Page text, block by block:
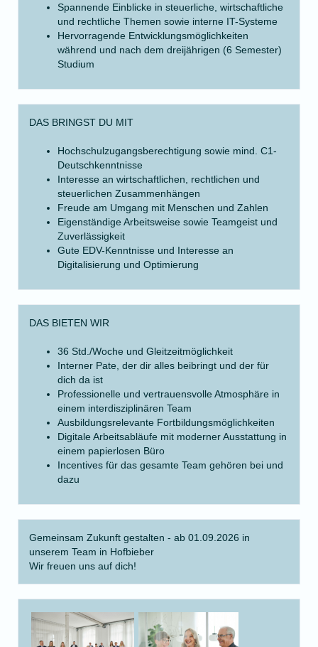
Spannende Einblicke in steuerliche, wirtschaftliche
und rechtliche Themen sowie interne IT-Systeme
Hervorragende Entwicklungsmöglichkeiten
während und nach dem dreijährigen (6 Semester)
Studium
DAS BRINGST DU MIT
Hochschulzugangsberechtigung sowie mind. C1-
Deutschkenntnisse
Interesse an wirtschaftlichen, rechtlichen und
steuerlichen Zusammenhängen
Freude am Umgang mit Menschen und Zahlen
Eigenständige Arbeitsweise sowie Teamgeist und
Zuverlässigkeit
Gute EDV-Kenntnisse und Interesse an
Digitalisierung und Optimierung
DAS BIETEN WIR
36 Std./Woche und Gleitzeitmöglichkeit
Interner Pate, der dir alles beibringt und der für
dich da ist
Professionelle und vertrauensvolle Atmosphäre in
einem interdisziplinären Team
Ausbildungsrelevante Fortbildungsmöglichkeiten
Digitale Arbeitsabläufe mit moderner Ausstattung in
einem papierlosen Büro
Incentives für das gesamte Team gehören bei und
dazu
Gemeinsam Zukunft gestalten - ab 01.09.2026 in
unserem Team in Hofbieber
Wir freuen uns auf dich!